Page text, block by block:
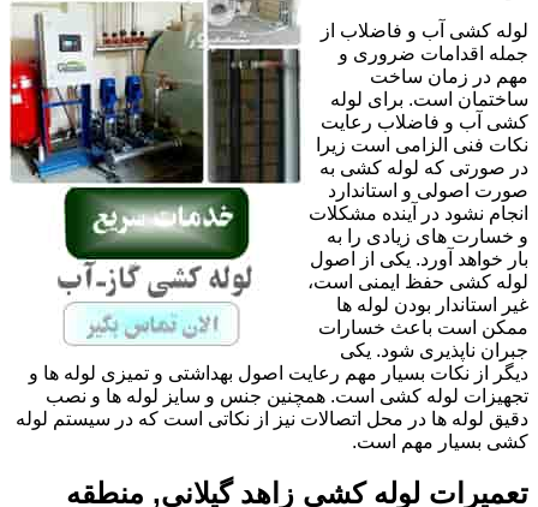
لوله کشی آب و فاضلاب از
جمله اقدامات ضروری و
مهم در زمان ساخت
ساختمان است. برای لوله
کشی آب و فاضلاب رعایت
نکات فنی الزامی است زیرا
در صورتی که لوله کشی به
صورت اصولی و استاندارد
انجام نشود در آینده مشکلات
و خسارت های زیادی را به
بار خواهد آورد. یکی از اصول
لوله کشی حفظ ایمنی است،
غیر استاندار بودن لوله ها
ممکن است باعث خسارات
جبران ناپذیری شود. یکی
دیگر از نکات بسیار مهم رعایت اصول بهداشتی و تمیزی لوله ها و
تجهیزات لوله کشی است. همچنین جنس و سایز لوله ها و نصب
دقیق لوله ها در محل اتصالات نیز از نکاتی است که در سیستم لوله
کشی بسیار مهم است.
تعمیرات لوله کشی زاهد گیلانی, منطقه